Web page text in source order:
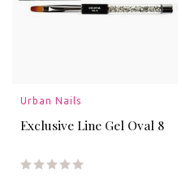
Urban Nails
Exclusive Line Gel Oval 8